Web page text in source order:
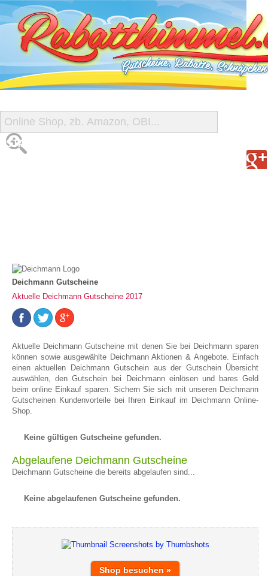
START
Deichmann Gutscheine
Aktuelle Deichmann Gutscheine 2017
Aktuelle Deichmann Gutscheine mit denen Sie bei Deichmann sparen
können sowie ausgewählte Deichmann Aktionen & Angebote. Einfach
einen aktuellen Deichmann Gutschein aus der Gutschein Übersicht
auswählen, den Gutschein bei Deichmann einlösen und bares Geld
beim online Einkauf sparen. Sichern Sie sich mit unseren Deichmann
Gutscheinen Kundenvorteile bei Ihren Einkauf im Deichmann Online-
Shop.
Keine gültigen Gutscheine gefunden.
Abgelaufene Deichmann Gutscheine
Deichmann Gutscheine die bereits abgelaufen sind...
Keine abgelaufenen Gutscheine gefunden.
Shop besuchen »